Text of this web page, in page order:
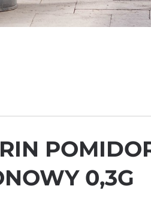
0,3G